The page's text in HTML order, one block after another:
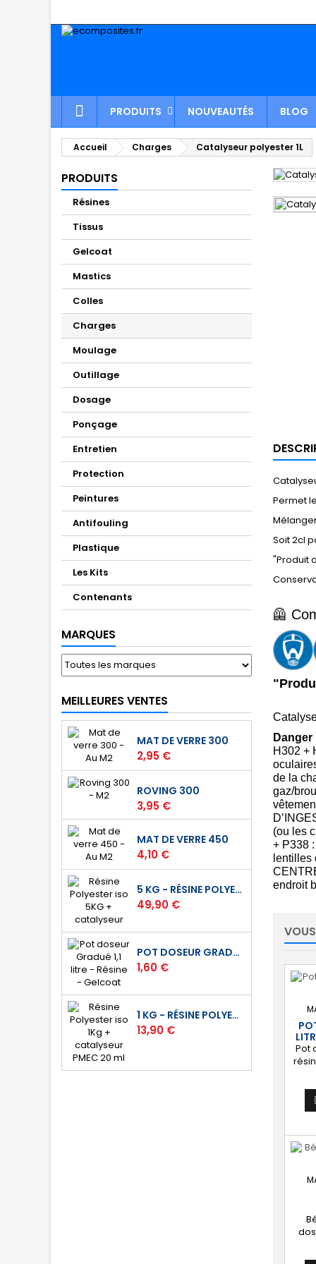
PRODUITS NOUVEAUTÉS BLOG
Accueil Charges Catalyseur polyester 1L
PRODUITS
Résines
Tissus
Gelcoat
Mastics
Colles
Charges
Moulage
Outillage
Dosage
Ponçage
Entretien
Protection
Peintures
Antifouling
Plastique
Les Kits
Contenants
MARQUES
MEILLEURES VENTES
MAT DE VERRE 300
Prix
2,95 €
ROVING 300
Prix
3,95 €
MAT DE VERRE 450
Prix
4,10 €
5 KG - RÉSINE POLYESTER ISO DE STRATIFICATION
Prix
49,90 €
POT DOSEUR GRADUÉ 1,1 LITRE - RÉSINE - GELCOAT
Prix
1,60 €
1 KG - RÉSINE POLYESTER ISO DE STRATIFICATION
Prix
13,90 €
Permet
Soit 2cl
"Produit
🦺
Danger
H302 +
de la
gaz/
(ou les
+ P338
lentilles
endroit
Pot
1,1